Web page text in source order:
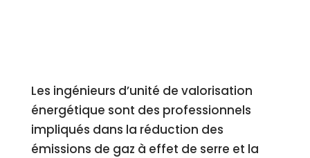
Les ingénieurs d’unité de valorisation
énergétique sont des professionnels
impliqués dans la réduction des
émissions de gaz à effet de serre et la